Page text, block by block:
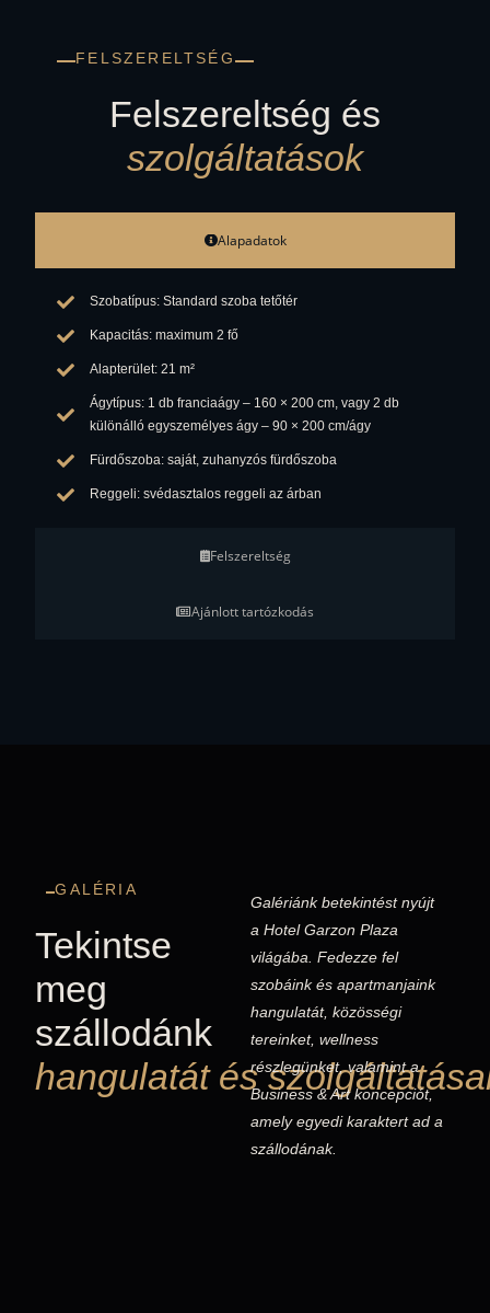
Felszereltség és
szolgáltatások
FELSZERELTSÉG
Alapadatok
Felszereltség
Ajánlott tartózkodás
Szobatípus: Standard szoba tetőtér
Kapacitás: maximum 2 fő
Alapterület: 21 m²
Ágytípus: 1 db franciaágy – 160 × 200 cm, vagy 2 db
különálló egyszemélyes ágy – 90 × 200 cm/ágy
Fürdőszoba: saját, zuhanyzós fürdőszoba
Reggeli: svédasztalos reggeli az árban
GALÉRIA
Tekintse
meg
szállodánk
hangulatát és
Galériánk betekintést nyújt
a Hotel Garzon Plaza
világába. Fedezze fel
szobáink és apartmanjaink
hangulatát, közösségi
tereinket, wellness
részlegünket, valamint a
Business & Art koncepciót,
amely egyedi karaktert ad a
szállodának.